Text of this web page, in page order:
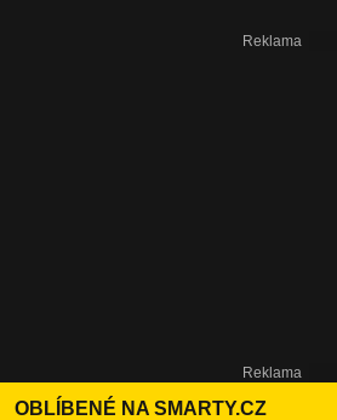
OBLÍBENÉ NA SMARTY.CZ